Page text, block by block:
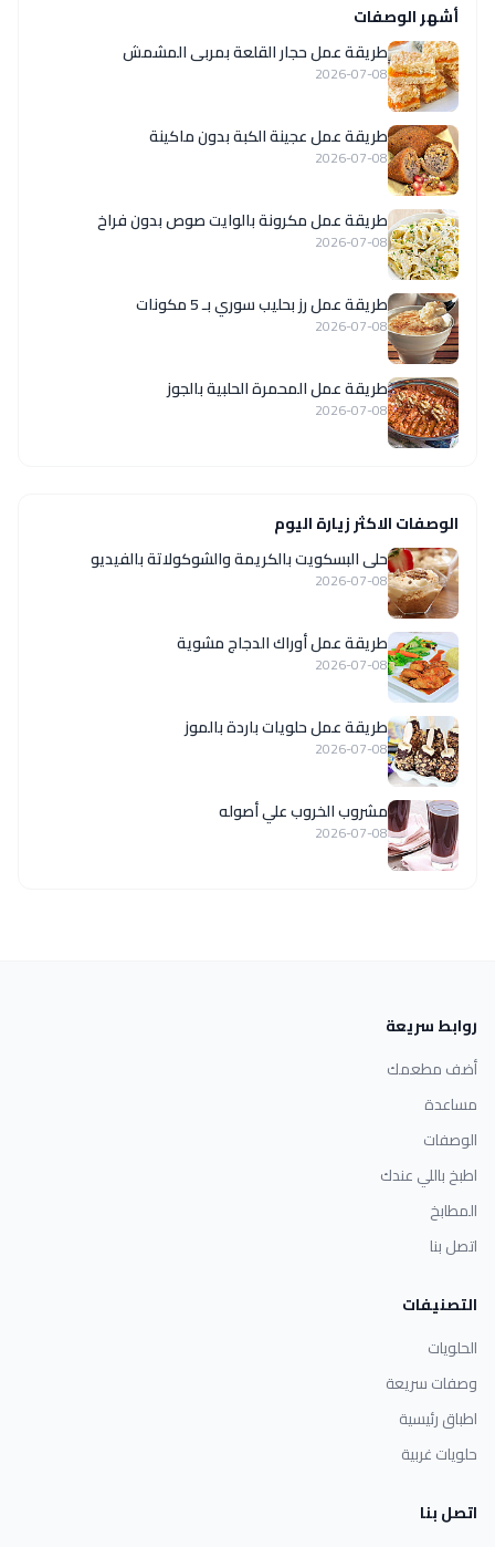
أشهر الوصفات
طريقة عمل حجار القلعة بمربى المشمش
2026-07-08
طريقة عمل عجينة الكبة بدون ماكينة
2026-07-08
طريقة عمل مكرونة بالوايت صوص بدون فراخ
2026-07-08
طريقة عمل رز بحليب سوري بـ 5 مكونات
2026-07-08
طريقة عمل المحمرة الحلبية بالجوز
2026-07-08
الوصفات الاكثر زيارة اليوم
حلى البسكويت بالكريمة والشوكولاتة بالفيديو
2026-07-08
طريقة عمل أوراك الدجاج مشوية
2026-07-08
طريقة عمل حلويات باردة بالموز
2026-07-08
مشروب الخروب علي أصوله
2026-07-08
روابط سريعة
أضف مطعمك
مساعدة
الوصفات
اطبخ باللي عندك
المطابخ
اتصل بنا
التصنيفات
الحلويات
وصفات سريعة
اطباق رئيسية
حلويات غربية
اتصل بنا